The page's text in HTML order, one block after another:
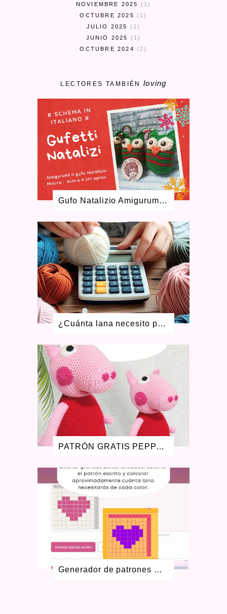
NOVIEMBRE 2025
1
OCTUBRE 2025
1
JULIO 2025
1
JUNIO 2025
1
OCTUBRE 2024
2
FEBRERO 2024
MAYO 2023
1
ABRIL 2023
3
MARZO 2023
1
ENERO 2023
2
SEPTIEMBRE 2022
1
AGOSTO 2022
1
MAYO 2022
1
FEBRERO 2022
2
OCTUBRE 2021
2
ABRIL 2021
4
FEBRERO 2021
4
ENERO 2021
1
DICIEMBRE 2020
4
NOVIEMBRE 2020
2
JULIO 2020
7
MAYO 2020
4
ABRIL 2020
3
ENERO 2020
2
OCTUBRE 2019
SEPTIEMBRE 2019
1
AGOSTO 2019
JULIO 2019
1
ENERO 2019
1
AGOSTO 2018
1
JULIO 2018
1
JUNIO 2018
1
ENERO 2018
1
FEBRERO 2017
1
NOVIEMBRE 2016
AGOSTO 2016
JULIO 2016
1
MAYO 2016
3
ABRIL 2016
1
SEPTIEMBRE 2015
4
AGOSTO 2015
1
MAYO 2015
2
LECTORES TAMBIÉNloving
Gufo Natalizio Amigurumi Schema Gratuito
¿Cuánta lana necesito para tejer? Aprende a calcular ovillos + calculadora gratis
PATRÓN GRATIS PEPPA PIG AMIGURUMI - LA CERDITA PEPA
Generador de patrones Colorwork gratis para crochet y dos agujas